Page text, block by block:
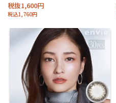
税抜1,600円
税込1,760円